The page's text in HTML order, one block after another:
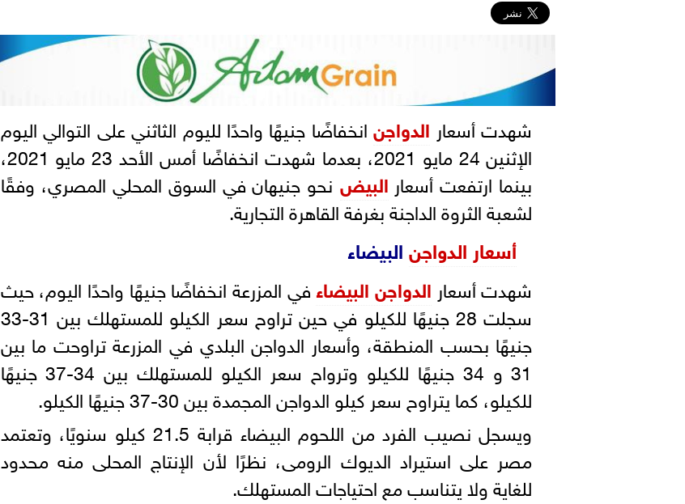
شهدت أسعار الدواجنانخفاضًا جنيهًا واحدًا لليوم الثاثني على التوالي اليوم
الإثنين 24 مايو 2021، بعدما شهدت انخفاضًا أمس الأحد 23 مايو 2021،
بينما ارتفعت أسعار البيض نحو جنيهان في السوق المحلي المصري، وفقًا
لشعبة الثروة الداجنة بغرفة القاهرة التجارية.
أسعار الدواجنالبيضاء
شهدت أسعار الدواجن البيضاءفي المزرعة انخفاضًا جنيهًا واحدًا اليوم، حيث
سجلت 28 جنيهًا للكيلو في حين تراوح سعر الكيلو للمستهلك بين 31-33
جنيهًا بحسب المنطقة، وأسعار الدواجن البلدي في المزرعة تراوحت ما بين
31 و 34 جنيهًا للكيلو وترواح سعر الكيلو للمستهلك بين 34-37 جنيهًا
للكيلو، كما يتراوح سعر كيلو الدواجن المجمدة بين 30-37 جنيهًا الكيلو.
ويسجل نصيب الفرد من اللحوم البيضاء قرابة 21.5 كيلو سنويًا، وتعتمد
مصر على استيراد الديوك الرومى، نظرًا لأن الإنتاج المحلى منه محدود
للغاية ولا يتناسب مع احتياجات المستهلك.